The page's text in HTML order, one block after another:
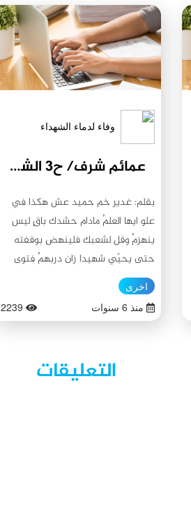
وفاء لدماء الشهداء
عمائم شرف/ ح٣ الشهيد السعيد الشيخ عبد الغفار المنصوري
بقلم: غدير خم حميد عش هكذا في
علو ايها العلمُ مادام حشدك باقٍ ليس
ينهزمُ وقل لشعبك فلينهض بوقفته
حتى يحيّي شهيدا زان دربهمُ فتوى
الجهاد أطاحت صرح شيطنة قد جاء
يؤذينا بل جاء ينتقمُ وكم انبرت من حوزة
العلم الشريف قامات وعي تلبي وهي
الشرف المباركة: الشهيد السعيد الشيخ
اخرى
منذ 6 سنوات
2239
التعليقات